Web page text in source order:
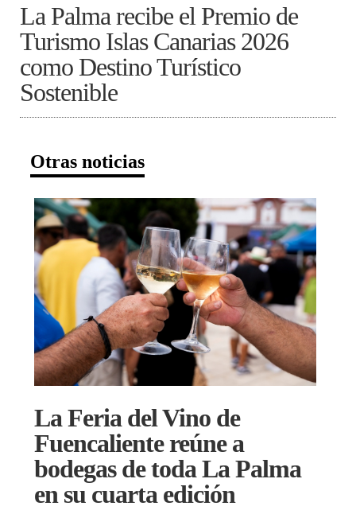
La Palma recibe el Premio de
Turismo Islas Canarias 2026
como Destino Turístico
Sostenible
Otras noticias
La Feria del Vino de
Fuencaliente reúne a
bodegas de toda La Palma
en su cuarta edición